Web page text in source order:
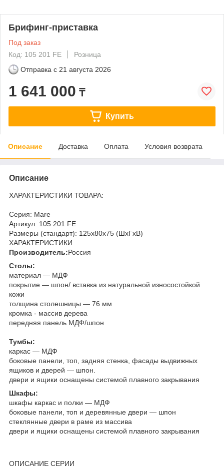
Брифинг-приставка
Под заказ
Код: 105 201 FE
Розница
Отправка с 21 августа 2026
1 641 000 ₸
Купить
Описание Доставка Оплата Условия возврата
Описание
ХАРАКТЕРИСТИКИ ТОВАРА:
Серия: Mare
Артикул: 105 201 FE
Размеры (стандарт): 125x80x75 (ШхГхВ)
ХАРАКТЕРИСТИКИ
Производитель:Россия
Столы:
материал — МДФ
покрытие — шпон/ вставка из натуральной износостойкой
кожи
толщина столешницы — 76 мм
кромка - массив дерева
передняя панель МДФ/шпон
Тумбы:
каркас — МДФ
боковые панели, топ, задняя стенка, фасады выдвижных
ящиков и дверей — шпон.
двери и ящики оснащены системой плавного закрывания
Шкафы:
шкафы каркас и полки — МДФ
боковые панели, топ и деревянные двери — шпон
стеклянные двери в раме из массива
двери и ящики оснащены системой плавного закрывания
ОПИСАНИЕ СЕРИИ